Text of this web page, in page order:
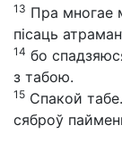
13 Пра многае
пісаць
14 бо
з табою.
15 Спакой
сяброў